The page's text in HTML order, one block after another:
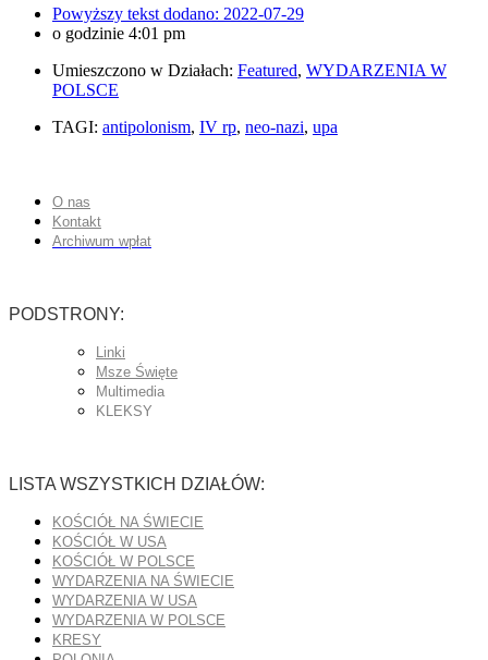
Powyższy tekst dodano: 2022-07-29
o godzinie 4:01 pm
Umieszczono w Działach: Featured, WYDARZENIA W
POLSCE
TAGI: antipolonism, IV rp, neo-nazi, upa
O nas
Kontakt
Archiwum wpłat
PODSTRONY:
Linki
Msze Święte
Multimedia
KLEKSY
LISTA WSZYSTKICH DZIAŁÓW:
KOŚCIÓŁ NA ŚWIECIE
KOŚCIÓŁ W USA
KOŚCIÓŁ W POLSCE
WYDARZENIA NA ŚWIECIE
WYDARZENIA W USA
WYDARZENIA W POLSCE
KRESY